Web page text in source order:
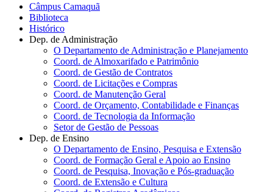
Câmpus Camaquã
Biblioteca
Histórico
Dep. de Administração
O Departamento de Administração e Planejamento
Coord. de Almoxarifado e Patrimônio
Coord. de Gestão de Contratos
Coord. de Licitações e Compras
Coord. de Manutenção Geral
Coord. de Orçamento, Contabilidade e Finanças
Coord. de Tecnologia da Informação
Setor de Gestão de Pessoas
Dep. de Ensino
O Departamento de Ensino, Pesquisa e Extensão
Coord. de Formação Geral e Apoio ao Ensino
Coord. de Pesquisa, Inovação e Pós-graduação
Coord. de Extensão e Cultura